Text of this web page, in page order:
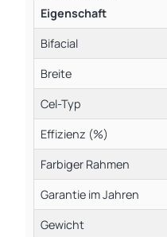
Eigenschaft
Bifacial
Breite
Cel-Typ
Effizienz (%)
Farbiger Rahmen
Garantie im Jahren
Gewicht